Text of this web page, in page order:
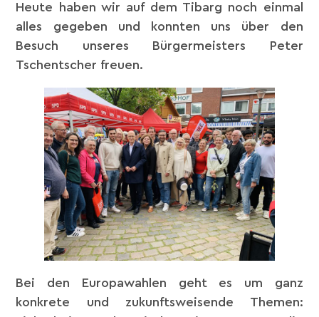
Heute haben wir auf dem Tibarg noch einmal
alles gegeben und konnten uns über den
Besuch unseres Bürgermeisters Peter
Tschentscher freuen.
Bei den Europawahlen geht es um ganz
konkrete und zukunftsweisende Themen: